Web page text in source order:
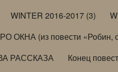
WINTER 2016-2017 (3)
ОКНА (из повести «Робин,
РАССКАЗА Конец